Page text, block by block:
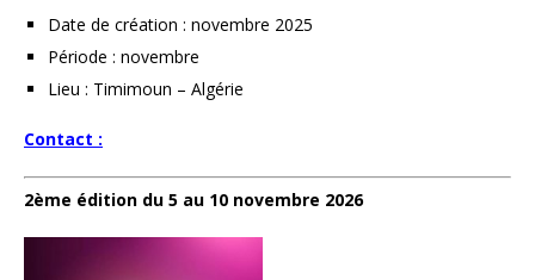
Date de création : novembre 2025
Période : novembre
Lieu : Timimoun – Algérie
Contact :
2ème édition du 5 au 10 novembre 2026